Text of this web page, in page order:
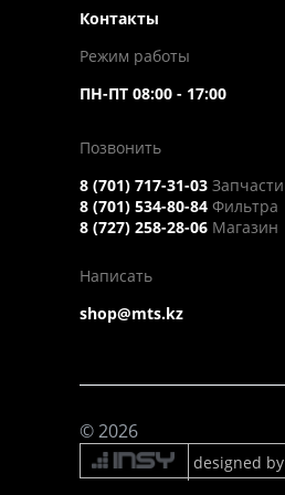
Контакты
Режим работы
ПН-ПТ 08:00 - 17:00
Позвонить
8 (701) 717-31-03 Запчасти
8 (701) 534-80-84 Фильтра
8 (727) 258-28-06 Магазин
Написать
shop@mts.kz
© 2026
designed by